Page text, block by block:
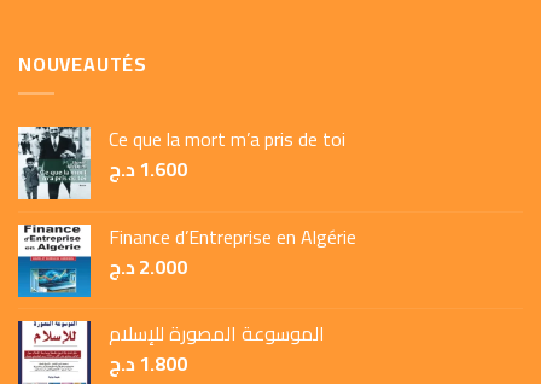
NOUVEAUTÉS
Ce que la mort m’a pris de toi
1.600د.ج
Finance d’Entreprise en Algérie
2.000د.ج
الموسوعة المصورة للإسلام
1.800د.ج